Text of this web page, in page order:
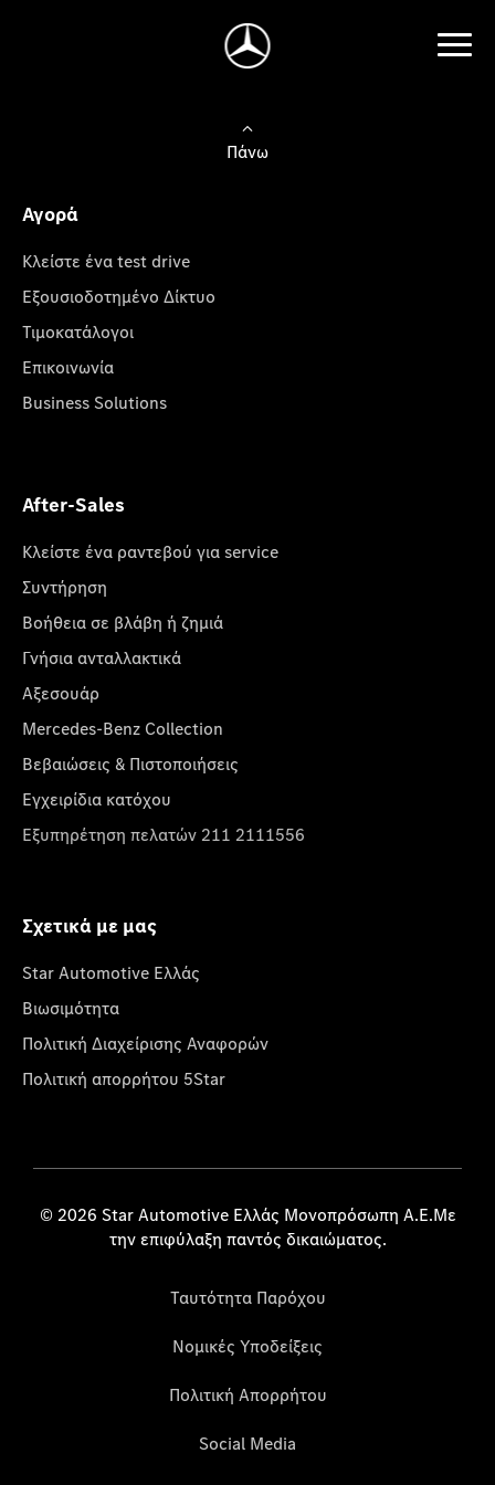
Πάνω
Αγορά
Κλείστε ένα test drive
Εξουσιοδοτημένο Δίκτυο
Τιμοκατάλογοι
Επικοινωνία
Business Solutions
After-Sales
Κλείστε ένα ραντεβού για service
Συντήρηση
Βοήθεια σε βλάβη ή ζημιά
Γνήσια ανταλλακτικά
Αξεσουάρ
Mercedes-Benz Collection
Βεβαιώσεις & Πιστοποιήσεις
Εγχειρίδια κατόχου
Εξυπηρέτηση πελατών 211 2111556
Σχετικά με μας
Star Automotive Ελλάς
Βιωσιμότητα
Πολιτική Διαχείρισης Αναφορών
Πολιτική απορρήτου 5Star
© 2026 Star Automotive Ελλάς Μονοπρόσωπη Α.Ε.Με
την επιφύλαξη παντός δικαιώματος.
Ταυτότητα Παρόχου
Νομικές Υποδείξεις
Πολιτική Απορρήτου
Social Media